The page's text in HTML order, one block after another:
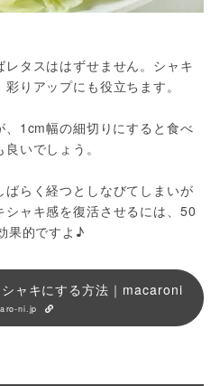
タスははずせません。シャキ
りアップにも役立ちます。
1cm幅の細切りにすると食べ
いでしょう。
らく経つとしなびてしまいが
ャキ感を復活させるには、50
果的ですよ♪
ャキにする方法｜macaroni
ni.jp